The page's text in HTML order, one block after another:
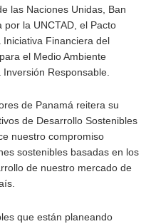
las Naciones Unidas, Ban
la UNCTAD, el Pacto
Financiera del
el Medio Ambiente
Responsable.
de Panamá reitera su
de Desarrollo Sostenibles
nuestro compromiso
sostenibles basadas en los
de nuestro mercado de
que están planeando